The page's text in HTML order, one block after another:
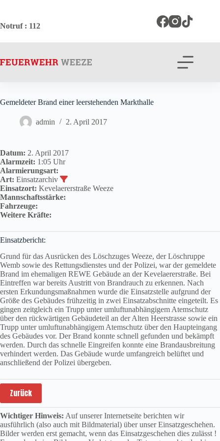
springen
Notruf: 112
Gemeldeter Brand einer leerstehenden Markthalle
admin 2. April 2017
Datum: 2. April 2017
Alarmzeit: 1:05 Uhr
Alarmierungsart:
Art: Einsatzarchiv
Einsatzort: Kevelaererstraße Weeze
Mannschaftsstärke:
Fahrzeuge:
Weitere Kräfte:
Einsatzbericht:
Grund für das Ausrücken des Löschzuges Weeze, der Löschruppe
Wemb sowie des Rettungsdienstes und der Polizei, war der gemeldete
Brand im ehemaligen REWE Gebäude an der Kevelaererstraße. Bei
Eintreffen war bereits Austritt von Brandrauch zu erkennen. Nach
ersten Erkundungsmaßnahmen wurde die Einsatzstelle aufgrund der
Größe des Gebäudes frühzeitig in zwei Einsatzabschnitte eingeteilt. Es
gingen zeitgleich ein Trupp unter umluftunabhängigem Atemschutz
über den rückwärtigen Gebäudeteil an der Alten Heerstrasse sowie ein
Trupp unter umluftunabhängigem Atemschutz über den Haupteingang
des Gebäudes vor. Der Brand konnte schnell gefunden und bekämpft
werden. Durch das schnelle Eingreifen konnte eine Brandausbreitung
verhindert werden. Das Gebäude wurde umfangreich belüftet und
anschließend der Polizei übergeben.
Zurück
Wichtiger Hinweis: Auf unserer Internetseite berichten wir
ausführlich (also auch mit Bildmaterial) über unser Einsatzgeschehen.
Bilder werden erst gemacht, wenn das Einsatzgeschehen dies zulässt !